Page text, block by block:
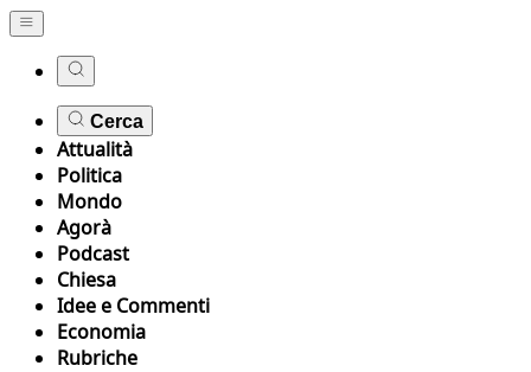
Cerca
Attualità
Politica
Mondo
Agorà
Podcast
Chiesa
Idee e Commenti
Economia
Rubriche